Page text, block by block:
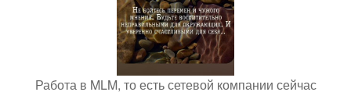
Работа в MLM, то есть сетевой компании сейчас